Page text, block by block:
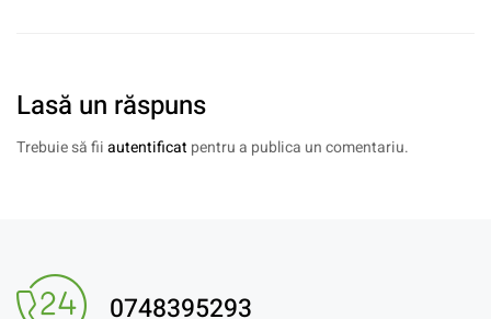
Lasă un răspuns
Trebuie să fiiautentificat pentru a publica un comentariu.
0748395293